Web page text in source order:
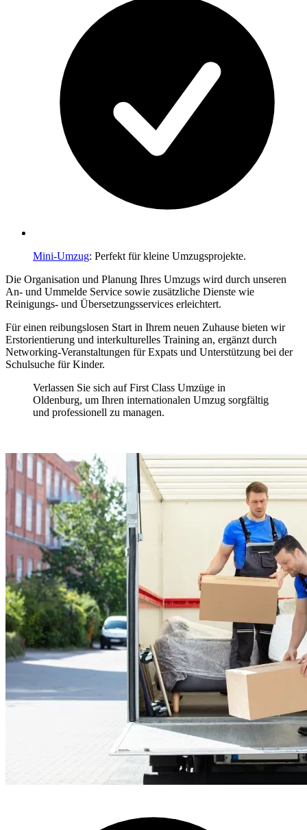
Mini-Umzug: Perfekt für kleine Umzugsprojekte.
Die Organisation und Planung Ihres Umzugs wird durch unseren
An- und Ummelde Service sowie zusätzliche Dienste wie
Reinigungs- und Übersetzungsservices erleichtert.
Für einen reibungslosen Start in Ihrem neuen Zuhause bieten wir
Erstorientierung und interkulturelles Training an, ergänzt durch
Networking-Veranstaltungen für Expats und Unterstützung bei der
Schulsuche für Kinder.
Verlassen Sie sich auf First Class Umzüge in
Oldenburg, um Ihren internationalen Umzug sorgfältig
und professionell zu managen.